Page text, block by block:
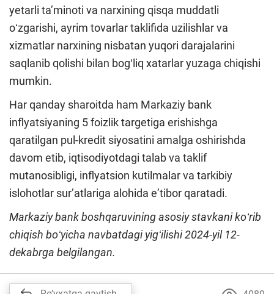
yetarli taʼminoti va narxining qisqa muddatli
oʻzgarishi, ayrim tovarlar taklifida uzilishlar va
xizmatlar narxining nisbatan yuqori darajalarini
saqlanib qolishi bilan bogʻliq xatarlar yuzaga chiqishi
mumkin.
Har qanday sharoitda ham Markaziy bank
inflyatsiyaning 5 foizlik targetiga erishishga
qaratilgan pul-kredit siyosatini amalga oshirishda
davom etib, iqtisodiyotdagi talab va taklif
mutanosibligi, inflyatsion kutilmalar va tarkibiy
islohotlar surʼatlariga alohida eʼtibor qaratadi.
Markaziy bank boshqaruvining asosiy stavkani koʻrib
chiqish boʻyicha navbatdagi yigʻilishi 2024-yil 12-
dekabrga belgilangan.